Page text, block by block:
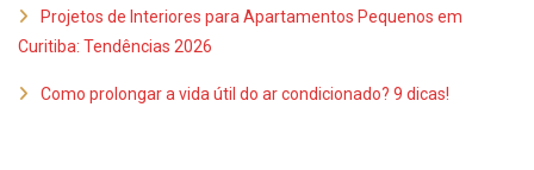
Projetos de Interiores para Apartamentos Pequenos em
Curitiba: Tendências 2026
Como prolongar a vida útil do ar condicionado? 9 dicas!